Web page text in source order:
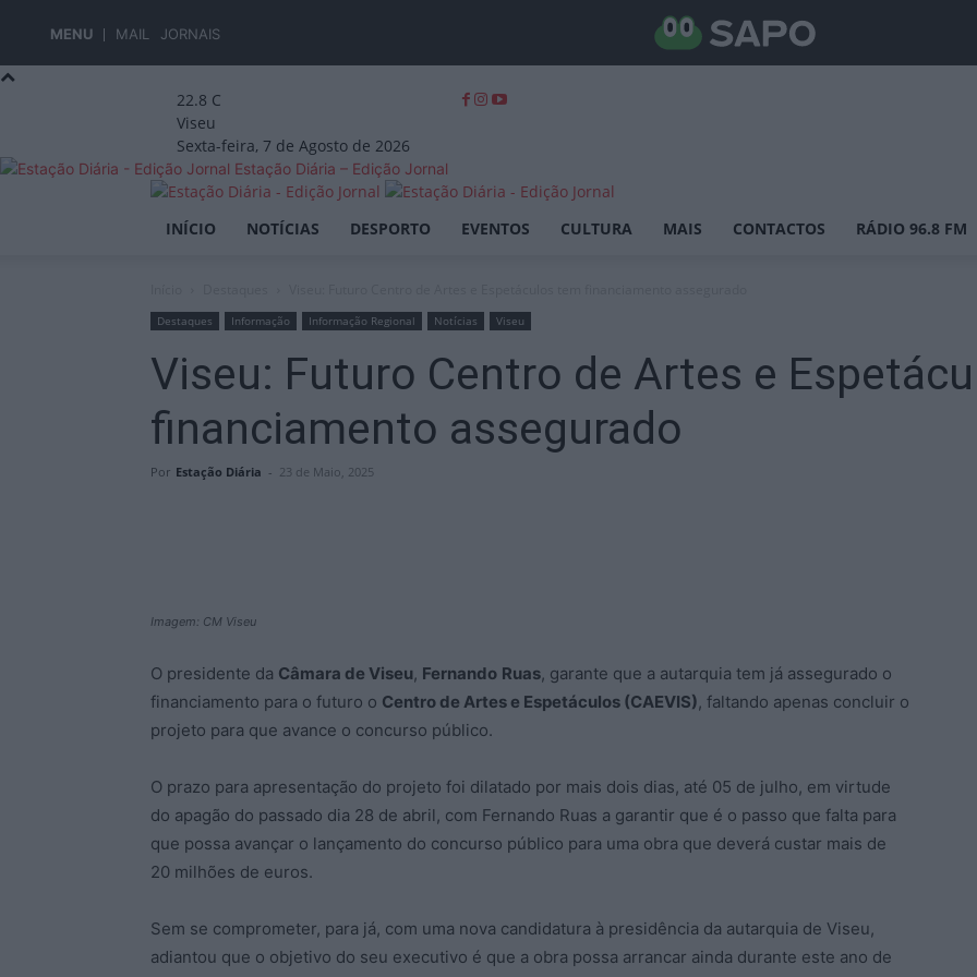
MENU MAIL JORNAIS
22.8 C
Viseu
Sexta-feira, 7 de Agosto de 2026
Estação Diária – Edição Jornal
INÍCIO NOTÍCIAS DESPORTO EVENTOS CULTURA MAIS CONTACTOS RÁDIO 96.8 FM
Destaques Informação Informação Regional Notícias Viseu
Viseu: Futuro Centro de Artes e
financiamento assegurado
Por Estação Diária - 23 de Maio, 2025
Imagem: CM Viseu
O presidente da Câmara de Viseu, Fernando Ruas, garante que a autarquia tem já assegurado o
financiamento para o futuro o Centro de Artes e Espetáculos (CAEVIS), faltando apenas concluir o
projeto para que avance o concurso público.
O prazo para apresentação do projeto foi dilatado por mais dois dias, até 05 de julho, em virtude
do apagão do passado dia 28 de abril, com Fernando Ruas a garantir que é o passo que falta para
que possa avançar o lançamento do concurso público para uma obra que deverá custar mais de
20 milhões de euros.
Sem se comprometer, para já, com uma nova candidatura à presidência da autarquia de Viseu,
adiantou que o objetivo do seu executivo é que a obra possa arrancar ainda durante este ano de